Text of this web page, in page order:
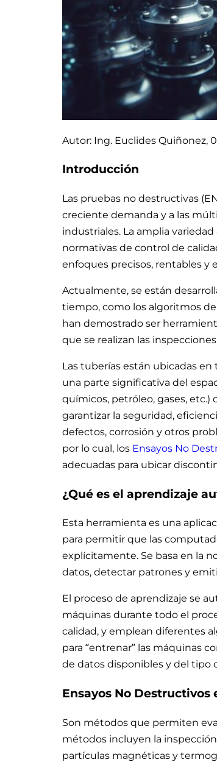
Autor: Ing. Euclides Quiñonez,
Introducción
Las pruebas no destructivas
creciente demanda y a las
industriales. La amplia variedad
normativas de control de
enfoques precisos, rentables y
Actualmente, se están
tiempo, como los algoritmos
han demostrado ser
que se realizan las
Las tuberías están ubicadas
una parte significativa del
químicos, petróleo, gases,
garantizar la seguridad,
defectos, corrosión y otros
por lo cual, los Ensayos No
adecuadas para ubicar
¿Qué es el aprendizaje
Esta herramienta es una
para permitir que las
explícitamente. Se basa en la
datos, detectar patrones y
El proceso de aprendizaje se
máquinas durante todo el
calidad, y emplean diferentes
para “entrenar” las máquinas
de datos disponibles y del tipo
Ensayos No
Son métodos que permiten
métodos incluyen la
partículas magnéticas y